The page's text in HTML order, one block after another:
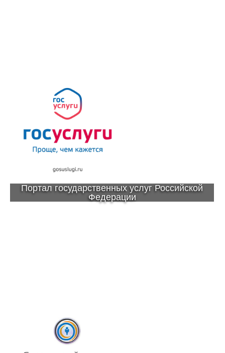
Портал государственных услуг Российской
Федерации